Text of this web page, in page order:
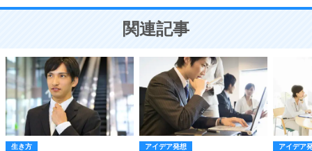
ことが大切。
関連記事
生き方 アイデア発想 アイデア